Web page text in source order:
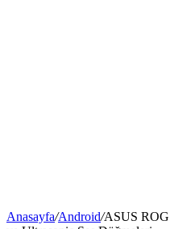
Anasayfa/Android/ASUS ROG